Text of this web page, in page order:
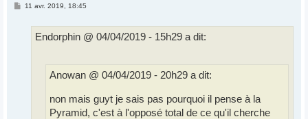
M11 avr. 2019, 18:45
Endorphin @ 04/04/2019 - 15h29 a dit:
Anowan @ 04/04/2019 - 20h29 a dit:
non mais guyt je sais pas pourquoi il pense à la
Pyramid, c'est à l'opposé total de ce qu'il cherche